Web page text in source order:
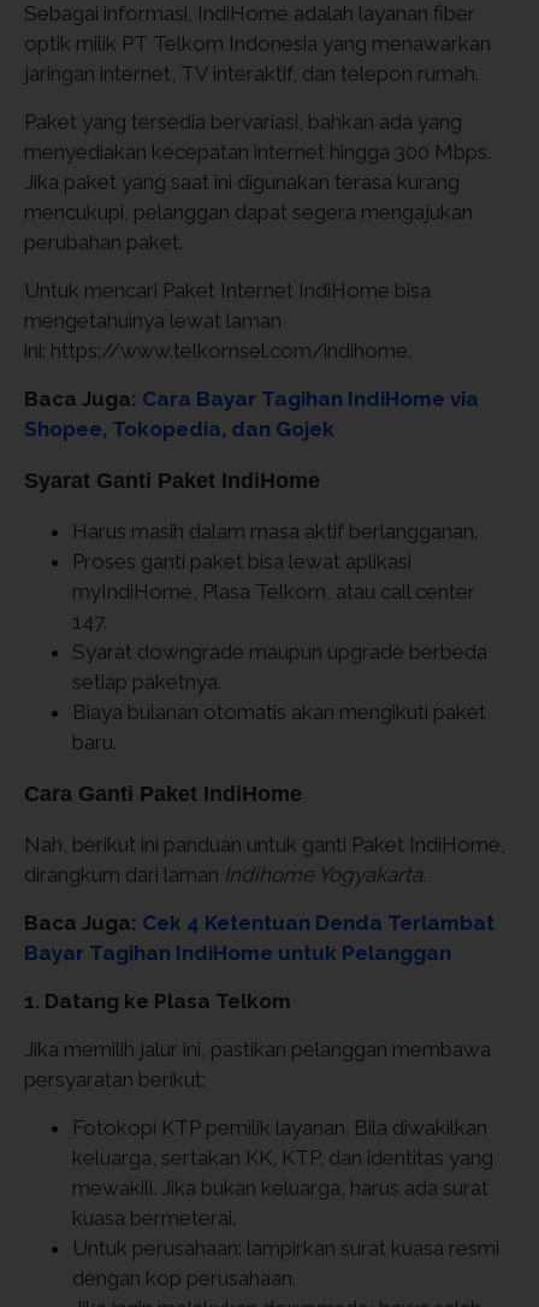
Sebagai informasi, IndiHome adalah layanan fiber
optik milik PT Telkom Indonesia yang menawarkan
jaringan internet, TV interaktif, dan telepon rumah.
Paket yang tersedia bervariasi, bahkan ada yang
menyediakan kecepatan internet hingga 300 Mbps.
Jika paket yang saat ini digunakan terasa kurang
mencukupi, pelanggan dapat segera mengajukan
perubahan paket.
Untuk mencari Paket Internet IndiHome bisa
mengetahuinya lewat laman
ini: https://www.telkomsel.com/indihome.
Baca Juga: Cara Bayar Tagihan IndiHome via
Shopee, Tokopedia, dan Gojek
Syarat Ganti Paket IndiHome
Harus masih dalam masa aktif berlangganan.
Proses ganti paket bisa lewat aplikasi
myIndiHome, Plasa Telkom, atau call center
147.
Syarat downgrade maupun upgrade berbeda
setiap paketnya.
Biaya bulanan otomatis akan mengikuti paket
baru.
Cara Ganti Paket IndiHome
Nah, berikut ini panduan untuk ganti Paket IndiHome,
dirangkum dari laman Indihome Yogyakarta.
Baca Juga: Cek 4 Ketentuan Denda Terlambat
Bayar Tagihan IndiHome untuk Pelanggan
1. Datang ke Plasa Telkom
Jika memilih jalur ini, pastikan pelanggan membawa
persyaratan berikut:
Fotokopi KTP pemilik layanan. Bila diwakilkan
keluarga, sertakan KK, KTP, dan identitas yang
mewakili. Jika bukan keluarga, harus ada surat
kuasa bermeterai.
Untuk perusahaan: lampirkan surat kuasa resmi
dengan kop perusahaan.